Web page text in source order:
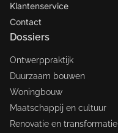
Klantenservice
Contact
Dossiers
Ontwerppraktijk
Duurzaam bouwen
Woningbouw
Maatschappij en cultuur
Renovatie en transformatie